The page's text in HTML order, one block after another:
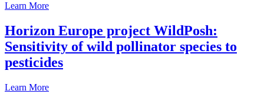
Learn More
Horizon Europe project WildPosh:
Sensitivity of wild pollinator species to
pesticides
Learn More